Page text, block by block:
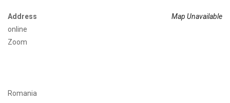
Map Unavailable
Address
online
Zoom
Romania